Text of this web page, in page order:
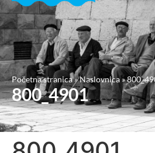
Početna stranica»Naslovnica»
800_4901